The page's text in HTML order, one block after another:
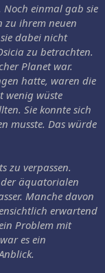
Noch einmal gab sie
zu ihrem neuen
dabei nicht
zu betrachten.
Planet war.
hatte, waren die
wenig wüste
Sie konnte sich
musste. Das würde
zu verpassen.
äquatorialen
Manche davon
erwartend
Problem mit
es ein